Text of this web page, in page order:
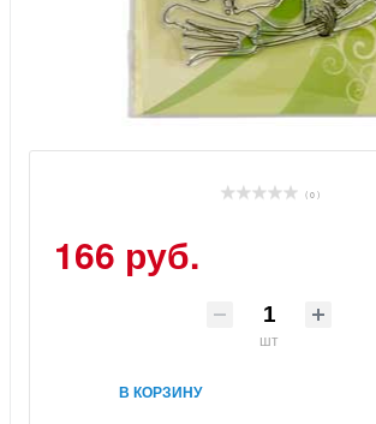
( 0 )
166 руб.
шт
В КОРЗИНУ